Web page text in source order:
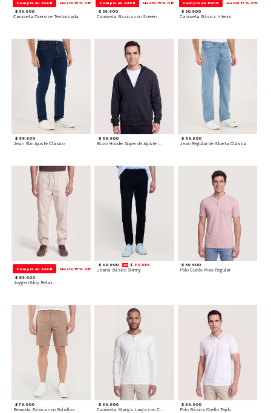
Compra en PACK Hasta 15% Off
$ 59.900
Camiseta Oversize Texturizada
Compra en PACK Hasta 15% Off
$ 39.900
Camiseta Basica con Screen
Compra en PACK Hasta 15% Off
$ 20.900
Camiseta Básica Interior
$ 99.900
Jean Slim Ajuste Clásico
$ 99.900 $ 99.900
Jean Regular de Silueta Clásica
Compra en PACK Hasta 15% Off
$ 89.900
Jogger Utility Relax
$ 99.900 $ 89.910
Jeans Básico Skinny
$ 59.900
Polo Cuello Mao Regular
$ 79.900
Bermuda Básica con Bolsillos
$ 69.900
Camiseta Manga Larga con Cuello Henley
$ 69.900
Polo Básica Cuello Tejido